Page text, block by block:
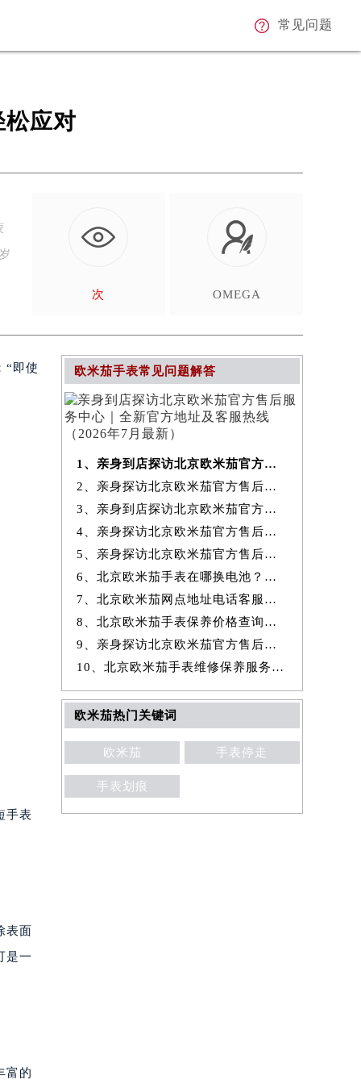
常见问题
松应对
次
OMEGA
“即使
手表
表面
是一
富的
欧米茄手表常见问题解答
1、亲身到店探访北京欧米茄官方售后服务中心｜全新官方地址及客服热线
2、亲身探访北京欧米茄官方售后服务中心｜最新热线和全部维修地址（2026
3、亲身到店探访北京欧米茄官方售后服务中心｜地址及官方联系电话（2026
4、亲身探访北京欧米茄官方售后服务中心｜全新地址与售后热线（2026年7
5、亲身探访北京欧米茄官方售后服务中心｜详细网点地址与售后热线（2026
6、北京欧米茄手表在哪换电池？专业售后维修服务指南权威公示（2026年7
7、北京欧米茄网点地址电话客服查询与售后维修保养服务权威公示（2026
8、北京欧米茄手表保养价格查询费用明细权威公示（2026年7月最新）
9、亲身探访北京欧米茄官方售后服务中心｜详细地址及服务电话（2026年7
10、北京欧米茄手表维修保养服务权威公示（2026年7月最新）
欧米茄热门关键词
欧米茄 手表停走
手表划痕